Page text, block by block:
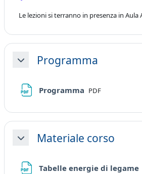
Le lezioni si terranno in presenza in Aula
MinimizzaProgramma
Programma File
PDF
MinimizzaMateriale corso
Tabelle energie di legame